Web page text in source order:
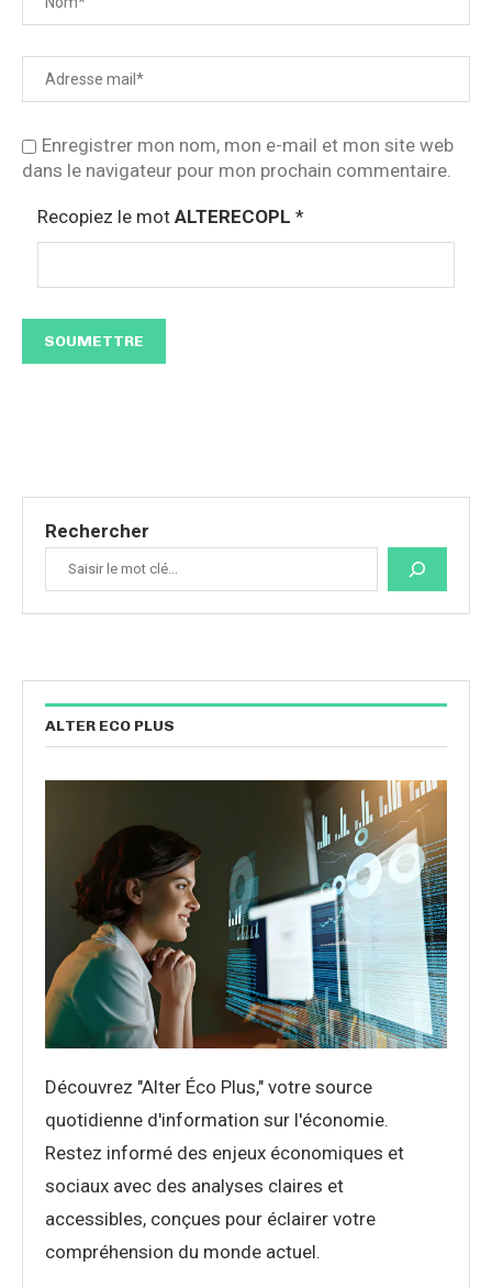
Enregistrer mon nom, mon e-mail et mon site web
dans le navigateur pour mon prochain commentaire.
Recopiez le mot ALTERECOPL *
Rechercher
ALTER ECO PLUS
Découvrez "Alter Éco Plus," votre source
quotidienne d'information sur l'économie.
Restez informé des enjeux économiques et
sociaux avec des analyses claires et
accessibles, conçues pour éclairer votre
compréhension du monde actuel.